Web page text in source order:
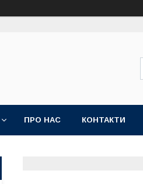
ПРО НАС КОНТАКТИ